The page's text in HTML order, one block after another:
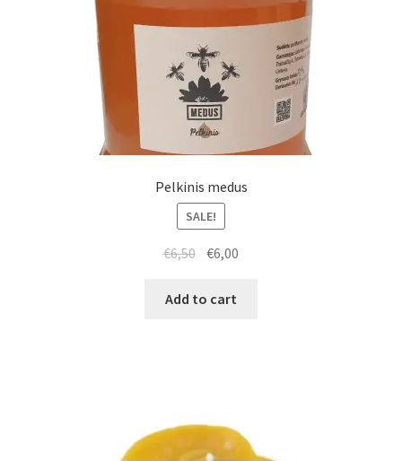
Pelkinis medus
SALE!
€6,50 €6,00
Add to cart